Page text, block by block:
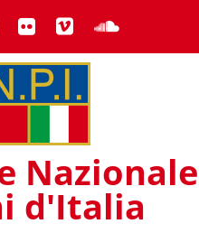
Nazionale
d'Italia